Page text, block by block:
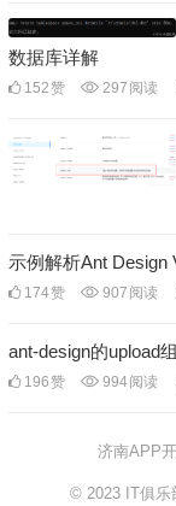
数据库详解
152赞 297 阅读
示例解析Ant Design
174赞 907 阅读
ant-design的upload
196赞 994阅读
济南APP
© 2023 IT俱乐